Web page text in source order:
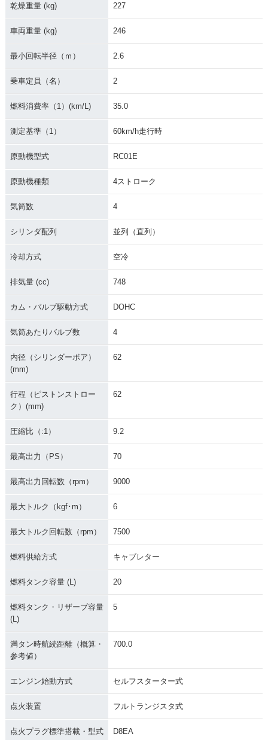
乾燥重量 (kg) 227
車両重量 (kg) 246
最小回転半径（ｍ） 2.6
乗車定員（名） 2
燃料消費率（1）(km/L) 35.0
測定基準（1） 60km/h走行時
原動機型式 RC01E
原動機種類 4ストローク
気筒数 4
シリンダ配列 並列（直列）
冷却方式 空冷
排気量 (cc) 748
カム・バルブ駆動方式 DOHC
気筒あたりバルブ数 4
内径（シリンダーボア）
(mm)
62
行程（ピストンストロー
ク）(mm)
62
圧縮比（:1） 9.2
最高出力（PS） 70
最高出力回転数（rpm） 9000
最大トルク（kgf･m） 6
最大トルク回転数（rpm） 7500
燃料供給方式 キャブレター
燃料タンク容量 (L) 20
燃料タンク・リザーブ容量
(L)
5
満タン時航続距離（概算・
参考値）
700.0
エンジン始動方式 セルフスターター式
点火装置 フルトランジスタ式
点火プラグ標準搭載・型式 D8EA